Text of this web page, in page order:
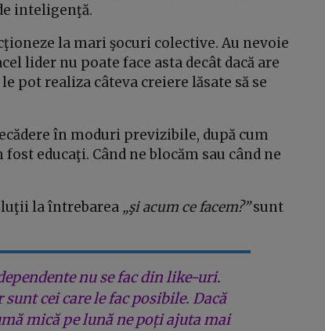
inteligenţă.
la mari şocuri colective. Au nevoie
lider nu poate face asta decât dacă are
pot realiza câteva creiere lăsate să se
în moduri previzibile, după cum
educaţi. Când ne blocăm sau când ne
la întrebarea „şi acum ce facem?”sunt
nu se fac din like-uri.
cei care le fac posibile. Dacă
mică pe lună ne poți ajuta mai